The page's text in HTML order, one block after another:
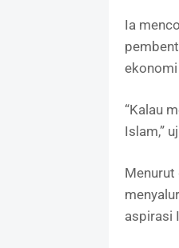
Ia
“Kalau
Islam,”
aspirasi